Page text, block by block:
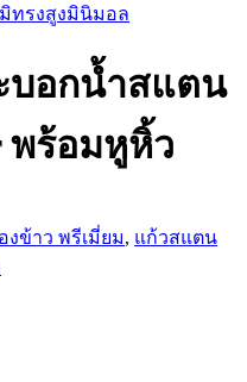
มิทรงสูงมินิมอล
บอกน้ำสแตน
พร้อมหูหิ้ว
ข้าว พรีเมี่ยม, แก้วสแตน